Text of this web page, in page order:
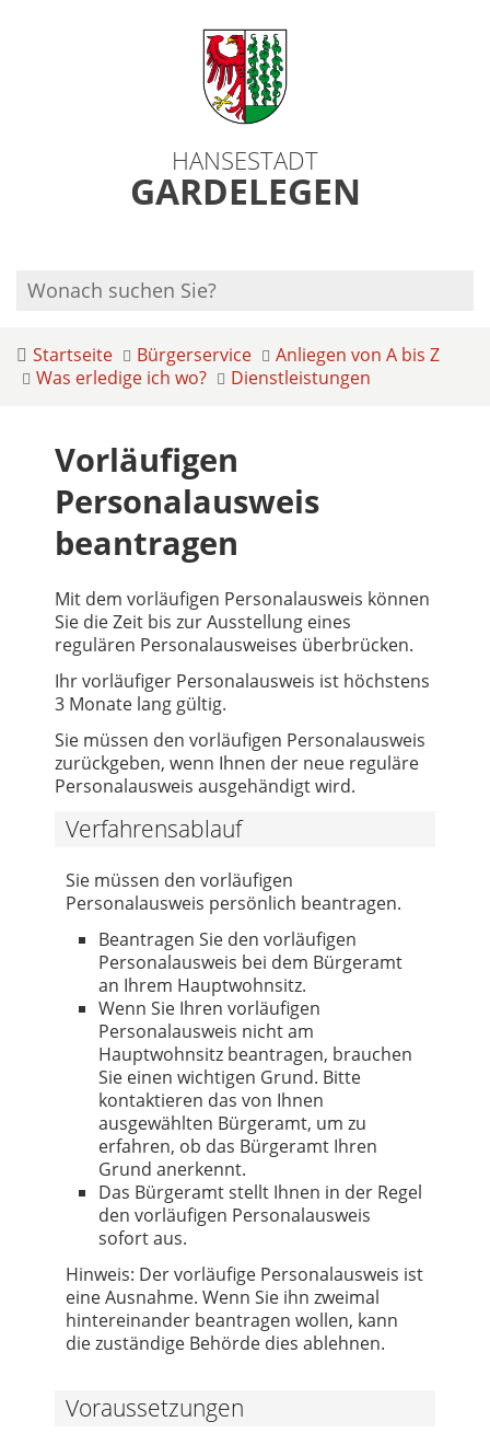
HANSESTADT
GARDELEGEN
Startseite Bürgerservice
Anliegen von A bis Z
Was erledige ich wo?
Dienstleistungen
Vorläufigen
Personalausweis
beantragen
Mit dem vorläufigen Personalausweis können
Sie die Zeit bis zur Ausstellung eines
regulären Personalausweises überbrücken.
Ihr vorläufiger Personalausweis ist höchstens
3 Monate lang gültig.
Sie müssen den vorläufigen Personalausweis
zurückgeben, wenn Ihnen der neue reguläre
Personalausweis ausgehändigt wird.
Verfahrensablauf
Sie müssen den vorläufigen
Personalausweis persönlich beantragen.
Beantragen Sie den vorläufigen
Personalausweis bei dem Bürgeramt
an Ihrem Hauptwohnsitz.
Wenn Sie Ihren vorläufigen
Personalausweis nicht am
Hauptwohnsitz beantragen, brauchen
Sie einen wichtigen Grund. Bitte
kontaktieren das von Ihnen
ausgewählten Bürgeramt, um zu
erfahren, ob das Bürgeramt Ihren
Grund anerkennt.
Das Bürgeramt stellt Ihnen in der Regel
den vorläufigen Personalausweis
sofort aus.
Hinweis: Der vorläufige Personalausweis ist
eine Ausnahme. Wenn Sie ihn zweimal
hintereinander beantragen wollen, kann
die zuständige Behörde dies ablehnen.
Voraussetzungen